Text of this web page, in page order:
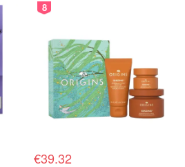
8
€39.32